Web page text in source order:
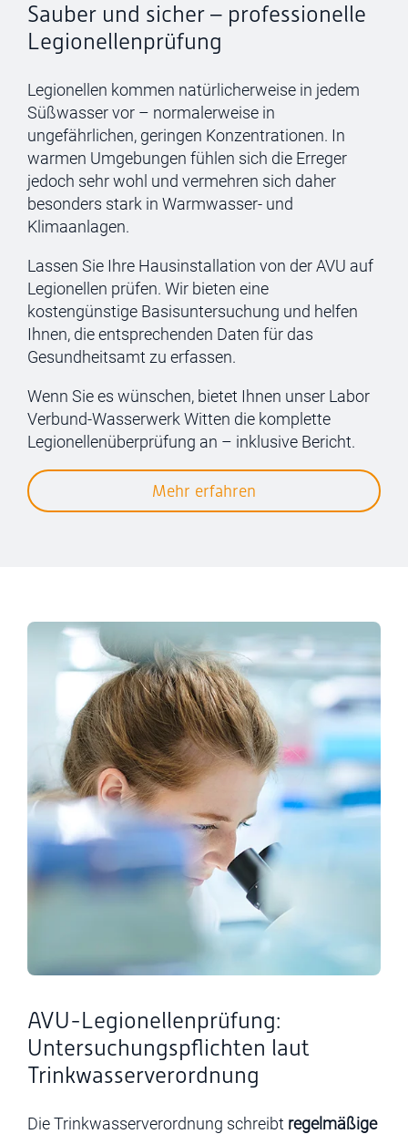
Sauber und sicher – professionelle
Legionellenprüfung
Legionellen kommen natürlicherweise in jedem
Süßwasser vor – normalerweise in
ungefährlichen, geringen Konzentrationen. In
warmen Umgebungen fühlen sich die Erreger
jedoch sehr wohl und vermehren sich daher
besonders stark in Warmwasser- und
Klimaanlagen.
Lassen Sie Ihre Hausinstallation von der AVU auf
Legionellen prüfen. Wir bieten eine
kostengünstige Basisuntersuchung und helfen
Ihnen, die entsprechenden Daten für das
Gesundheitsamt zu erfassen.
Wenn Sie es wünschen, bietet Ihnen unser Labor
Verbund-Wasserwerk Witten die komplette
Legionellenüberprüfung an – inklusive Bericht.
Mehr erfahren
AVU-Legionellenprüfung:
Untersuchungspflichten laut
Trinkwasserverordnung
Die Trinkwasserverordnung schreibt regelmäßige